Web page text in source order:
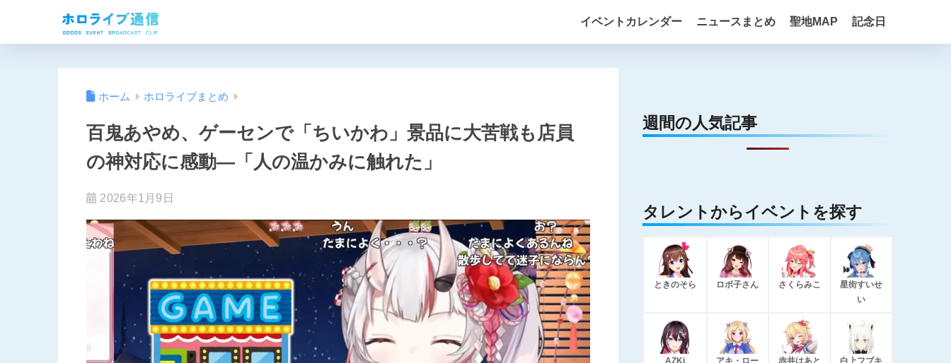
イベントカレンダー ニュースまとめ 聖地MAP 記念日
ホーム ホロライブまとめ
百鬼あやめ、ゲーセンで「ちいかわ」景品に大苦戦も店員
の神対応に感動―「人の温かみに触れた」
2026年1月9日
週間の人気記事
タレントからイベントを探す
ときのそら ロボ子さん さくらみこ
星街すいせ
い
AZKi
アキ・ロー
赤井はあと 白上フブキ